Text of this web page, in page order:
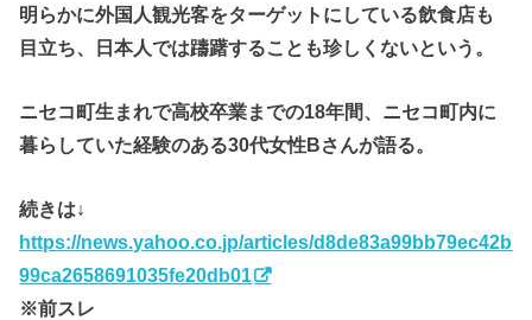
明らかに外国人観光客をターゲットにしている飲食店も
目立ち、日本人では躊躇することも珍しくないという。
ニセコ町生まれで高校卒業までの18年間、ニセコ町内に
暮らしていた経験のある30代女性Bさんが語る。
続きは↓
https://news.yahoo.co.jp/articles/d8de83a99bb79ec42b
99ca2658691035fe20db01
※前スレ